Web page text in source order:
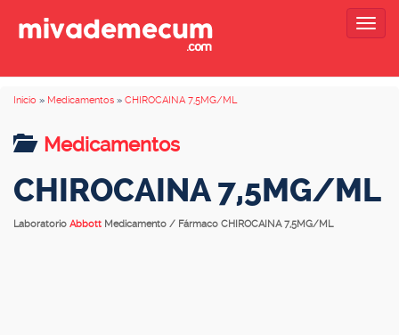
Inicio » Medicamentos » CHIROCAINA 7,5MG/ML
Medicamentos
CHIROCAINA 7,5MG/ML
Laboratorio Abbott Medicamento / Fármaco CHIROCAINA 7,5MG/ML